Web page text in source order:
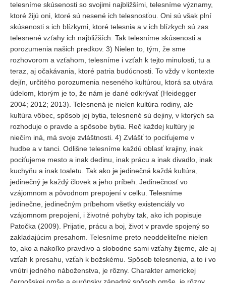
telesníme skúsenosti so svojimi najbližšími, telesníme významy,
ktoré žijú oni, ktoré sú nesené ich telesnosťou. Oni sú však plní
skúsenosti s ich blízkymi, ktoré telesnia a v ich blízkych sú zas
telesnené vzťahy ich najbližších. Tak telesníme skúsenosti a
porozumenia našich predkov. 3) Nielen to, tým, že sme
rozhovorom a vzťahom, telesníme i vzťah k tejto minulosti, tu a
teraz, aj očakávania, ktoré patria budúcnosti. To vždy v kontexte
dejín, určitého porozumenia neseného kultúrou, ktorá sa utvára
údelom, ktorým je to, že nám je dané odkrývať (Heidegger
2004; 2012; 2013). Telesnená je nielen kultúra rodiny, ale
kultúra vôbec, spôsob jej bytia, telesnené sú dejiny, v ktorých sa
rozhoduje o pravde a spôsobe bytia. Reč každej kultúry je
niečím iná, má svoje zvláštnosti. 4) Zvlášť to pociťujeme v
hudbe a v tanci. Odlišne telesníme každú oblasť krajiny, inak
pociťujeme mesto a inak dedinu, inak prácu a inak divadlo, inak
kuchyňu a inak toaletu. Tak ako je jedinečná každá kultúra,
jedinečný je každý človek a jeho príbeh. Jedinečnosť vo
vzájomnom a pôvodnom prepojení v celku. Telesníme
jedinečne, jedinečným príbehom všetky existenciály vo
vzájomnom prepojení, i životné pohyby tak, ako ich popisuje
Patočka (2009). Prijatie, prácu a boj, život v pravde spojený so
zakladajúcim presahom. Telesníme preto neoddeliteľne nielen
to, ako a nakoľko pravdivo a slobodne sami vzťahy žijeme, ale aj
vzťah k presahu, vzťah k božskému. Spôsob telesnenia, a to i vo
vnútri jedného náboženstva, je rôzny. Charakter americkej